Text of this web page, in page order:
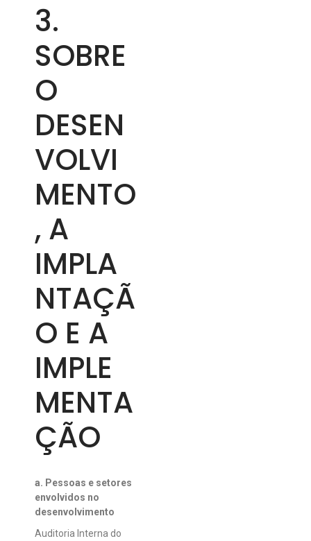
3.
SOBRE
O
DESEN
VOLVI
MENTO
, A
IMPLA
NTAÇÃ
O E A
IMPLE
MENTA
ÇÃO
a. Pessoas e setores
envolvidos no
desenvolvimento
Auditoria Interna do